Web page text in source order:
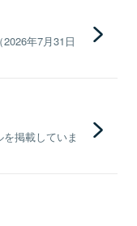
年7月31日
掲載していま